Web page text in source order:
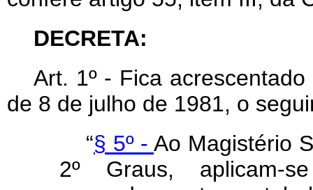
DECRETA:
Art. 1º - Fica
de 8 de julho de 1981, o
“§ 5º -Ao Magistério
2º Graus, aplicam-